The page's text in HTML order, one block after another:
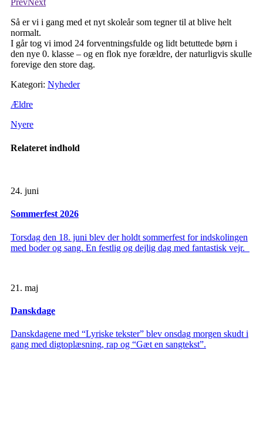
PrevNext
Så er vi i gang med et nyt skoleår som tegner til at blive helt
normalt.
I går tog vi imod 24 forventningsfulde og lidt betuttede børn i
den nye 0. klasse – og en flok nye forældre, der naturligvis skulle
forevige den store dag.
Kategori: Nyheder
Ældre
Nyere
Relateret indhold
24. juni
Sommerfest 2026
Torsdag den 18. juni blev der holdt sommerfest for indskolingen
med boder og sang. En festlig og dejlig dag med fantastisk vejr.
21. maj
Danskdage
Danskdagene med “Lyriske tekster” blev onsdag morgen skudt i
gang med digtoplæsning, rap og “Gæt en sangtekst”.